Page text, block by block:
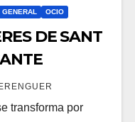
GENERAL OCIO
DE SANT
transforma por